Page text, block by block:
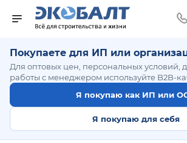
Покупаете для ИП или
Для оптовых цен, персональных условий,
работы с менеджером используйте B2B-
Я покупаю как ИП или
Я покупаю для себя